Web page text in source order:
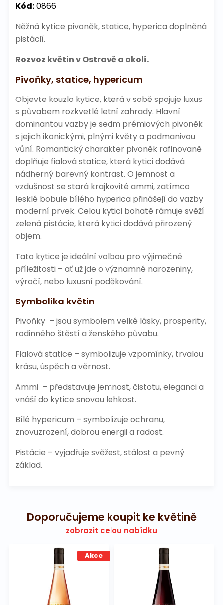
Kód:0866
Něžná kytice pivoněk, statice, hyperica doplněná
pistácií.
Rozvoz květin v Ostravě a okolí.
Pivoňky, statice, hypericum
Objevte kouzlo kytice, která v sobě spojuje luxus
s půvabem rozkvetlé letní zahrady. Hlavní
dominantou vazby je sedm prémiových pivoněk
s jejich ikonickými, plnými květy a podmanivou
vůní. Romantický charakter pivoněk rafinovaně
doplňuje fialová statice, která kytici dodává
nádherný barevný kontrast. O jemnost a
vzdušnost se stará krajkovité ammi, zatímco
lesklé bobule bílého hyperica přinášejí do vazby
moderní prvek. Celou kytici bohatě rámuje svěží
zelená pistácie, která kytici dodává přirozený
objem.
Tato kytice je ideální volbou pro výjimečné
příležitosti – ať už jde o významné narozeniny,
výročí, nebo luxusní poděkování.
Symbolika květin
Pivoňky – jsou symbolem velké lásky, prosperity,
rodinného štěstí a ženského půvabu.
Fialová statice – symbolizuje vzpomínky, trvalou
krásu, úspěch a věrnost.
Ammi – představuje jemnost, čistotu, eleganci a
vnáší do kytice snovou lehkost.
Bílé hypericum – symbolizuje ochranu,
znovuzrození, dobrou energii a radost.
Pistácie – vyjadřuje svěžest, stálost a pevný
základ.
Doporučujeme koupit ke květině
zobrazit celou nabídku
Akce